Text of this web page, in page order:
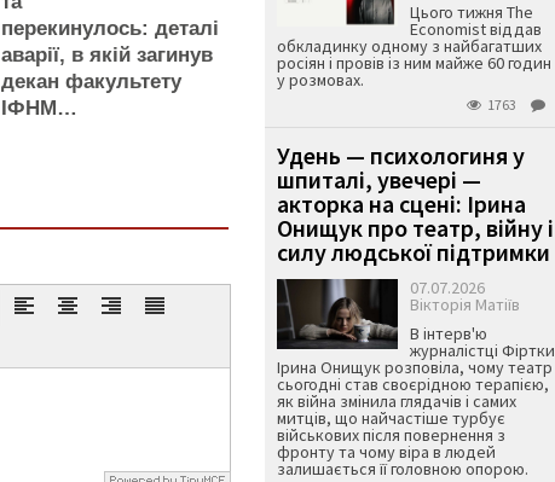
перекинулось: деталі
аварії, в якій загинув
декан факультету
ІФНМ…
Цього тижня The
Economist віддав
обкладинку одному з найбагатших
росіян і провів із ним майже 60 годин
у розмовах.
1763
Удень — психологиня у
шпиталі, увечері —
акторка на сцені: Ірина
Онищук про театр, війну і
силу людської підтримки
07.07.2026
Вікторія Матіїв
В інтерв'ю
журналістці Фіртки
Ірина Онищук розповіла, чому театр
сьогодні став своєрідною терапією,
як війна змінила глядачів і самих
митців, що найчастіше турбує
військових після повернення з
фронту та чому віра в людей
залишається її головною опорою.